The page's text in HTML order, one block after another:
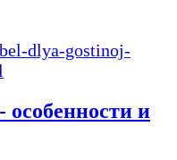
особенности и